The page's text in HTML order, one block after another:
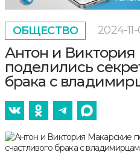
ОБЩЕСТВО 2024-
Антон и
поделились
брака с